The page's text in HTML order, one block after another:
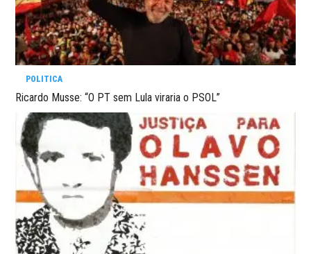
POLITICA
Ricardo Musse: “O PT sem Lula viraria o PSOL”